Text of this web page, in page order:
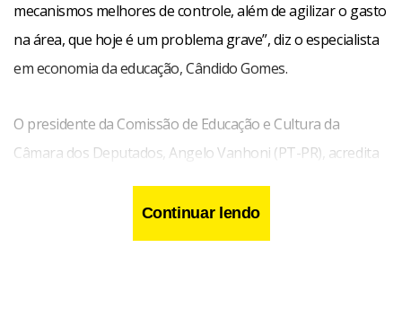
mecanismos melhores de controle, além de agilizar o gasto
na área, que hoje é um problema grave”, diz o especialista
em economia da educação, Cândido Gomes.
O presidente da Comissão de Educação e Cultura da
Câmara dos Deputados, Angelo Vanhoni (PT-PR), acredita
que o debate vai chegar ao Congresso Nacional, mas
ressalta que a prioridade dos trabalhos neste ano é
aprovar o novo Plano Nacional de Educação (PNE), que irá
Continuar lendo